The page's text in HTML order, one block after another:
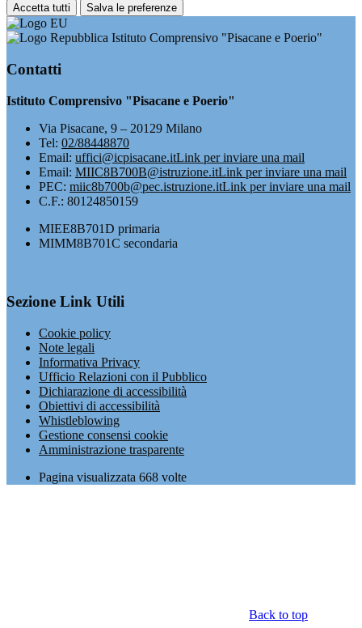
Accetta tutti Salva le preferenze
Istituto Comprensivo "Pisacane e Poerio"
Contatti
Istituto Comprensivo "Pisacane e Poerio"
Via Pisacane, 9 – 20129 Milano
Tel: 02/88448870
Email: uffici@icpisacane.itLink per inviare una mail
Email: MIIC8B700B@istruzione.itLink per inviare una mail
PEC: miic8b700b@pec.istruzione.itLink per inviare una mail
C.F.: 80124850159
MIEE8B701D primaria
MIMM8B701C secondaria
Sezione Link Utili
Cookie policy
Note legali
Informativa Privacy
Ufficio Relazioni con il Pubblico
Dichiarazione di accessibilità
Obiettivi di accessibilità
Whistleblowing
Gestione consensi cookie
Amministrazione trasparente
Pagina visualizzata 668 volte
Back to top